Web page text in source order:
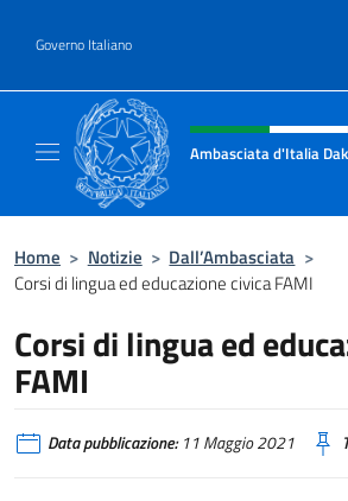
Governo Italiano
Intestazione sito,
Ambasciata d'Italia
Home > Notizie > Dall’Ambasciata >
Corsi di lingua ed educazione civica FAMI
Corsi di lingua ed
FAMI
Data pubblicazione:11 Maggio 2021